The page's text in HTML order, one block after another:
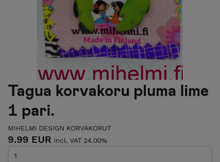
Tagua korvakoru pluma lime
1 pari.
MIHELMI DESIGN KORVAKORUT
9.99 EUR Incl. VAT 24.00%